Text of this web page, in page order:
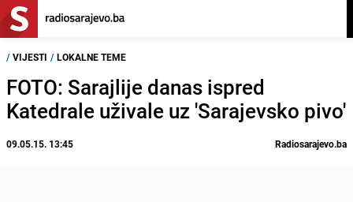
/ VIJESTI / LOKALNE TEME
FOTO: Sarajlije danas ispred
Katedrale uživale uz 'Sarajevsko pivo'
09.05.15. 13:45 Radiosarajevo.ba